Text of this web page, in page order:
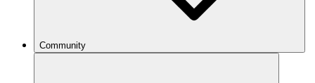
Community